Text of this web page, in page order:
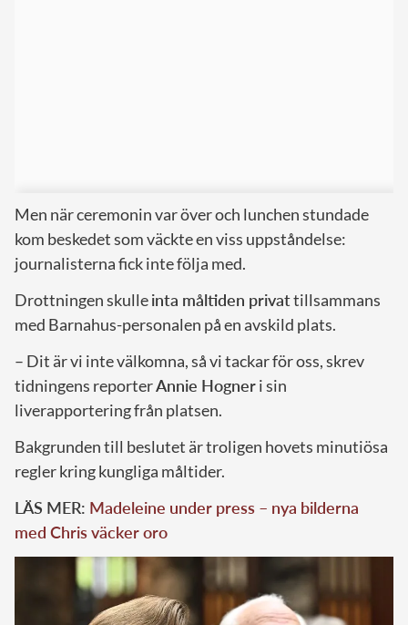
Men när ceremonin var över och lunchen stundade
kom beskedet som väckte en viss uppståndelse:
journalisterna fick inte följa med.
Drottningen skulleinta måltiden privattillsammans
med Barnahus-personalen på en avskild plats.
– Dit är vi inte välkomna, så vi tackar för oss, skrev
tidningens reporterAnnie Hogneri sin
liverapportering från platsen.
Bakgrunden till beslutet är troligen hovets minutiösa
regler kring kungliga måltider.
LÄS MER: Madeleine under press – nya bilderna
med Chris väcker oro